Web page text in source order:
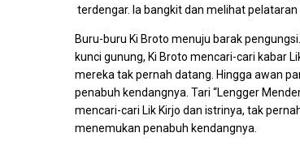
terdengar. Ia bangkit dan melihat
Buru-buru Ki Broto menuju barak
kunci gunung, Ki Broto mencari-cari kabar
mereka tak pernah datang. Hingga awan
penabuh kendangnya. Tari “Lengger
mencari-cari Lik Kirjo dan istrinya, tak
menemukan penabuh kendangnya.